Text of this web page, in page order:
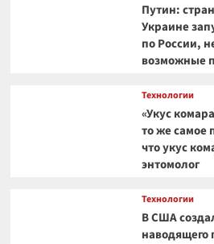
Путин:
Украине
по России,
возможные
Технологии
«Укус
то же самое
что укус
энтомолог
Технологии
В США
наводящего